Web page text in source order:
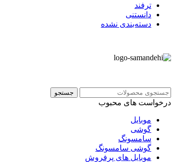
ترفند
دانستنی
دسته‌بندی نشده
جستجو
درخواست های محبوب
موبایل
گوشی
سامسونگ
گوشی سامسونگ
موبایل های پرفروش